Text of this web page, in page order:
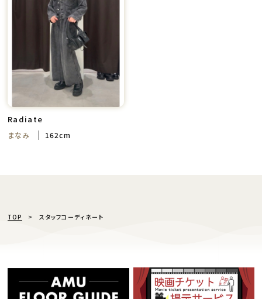
Radiate
まなみ 162cm
TOP スタッフコーディネート